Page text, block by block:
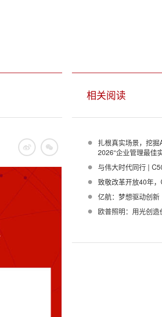
相关阅读
扎根真实场景，挖掘
2026“企业管理最佳
与伟大时代同行 |
致敬改革开放40年
亿航：梦想驱动创新
欧普照明：用光创造